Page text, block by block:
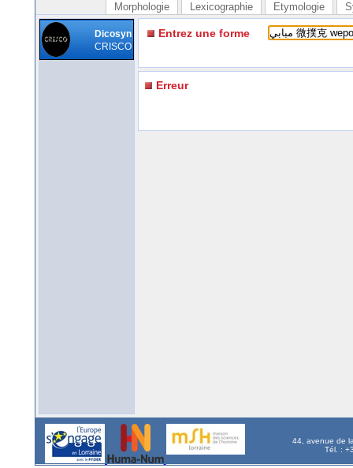
Morphologie Lexicographie Etymologie
Dicosyn
CRISCO
Entrez une forme
Erreur
44, avenue de
Tél. :